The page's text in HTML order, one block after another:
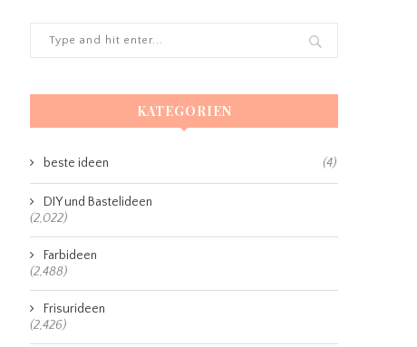
KATEGORIEN
beste ideen (4)
DIY und Bastelideen
(2,022)
Farbideen
(2,488)
Frisurideen
(2,426)